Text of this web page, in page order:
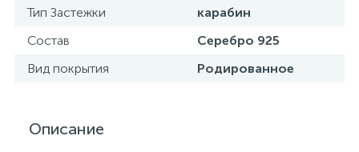
Тип Застежки
карабин
Состав
Серебро 925
Вид покрытия
Родированное
Описание